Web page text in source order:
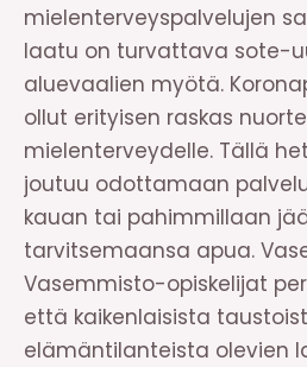
mielenterveyspalvelujen
laatu on turvattava sote-
aluevaalien myötä.
ollut erityisen raskas
mielenterveydelle. Tällä
joutuu odottamaan
kauan tai pahimmillaan
tarvitsemaansa apua.
Vasemmisto-opiskelijat
että kaikenlaisista
elämäntilanteista olevien